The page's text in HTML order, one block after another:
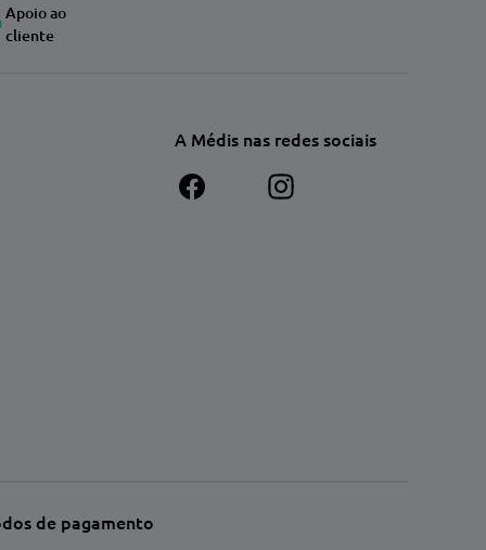
Apoio ao
cliente
A Médis nas redes sociais
de pagamento